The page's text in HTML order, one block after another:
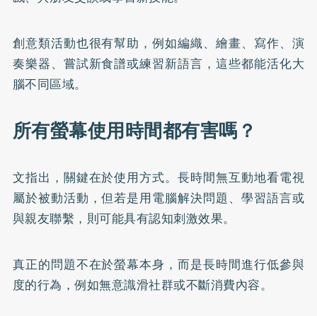
創意類活動也很有幫助，例如編織、繪畫、寫作、演
奏樂器、嘗試新食譜或練習新語言，這些都能活化大
腦不同區域。
所有螢幕使用時間都有害嗎？
文指出，關鍵在於使用方式。長時間無互動地看電視
屬於被動活動，但若是用電腦解決問題、學習語言或
與親友聯繫，則可能具有認知刺激效果。
真正的問題不在於螢幕本身，而是長時間進行低參與
度的行為，例如無意識滑社群或不斷消費內容。